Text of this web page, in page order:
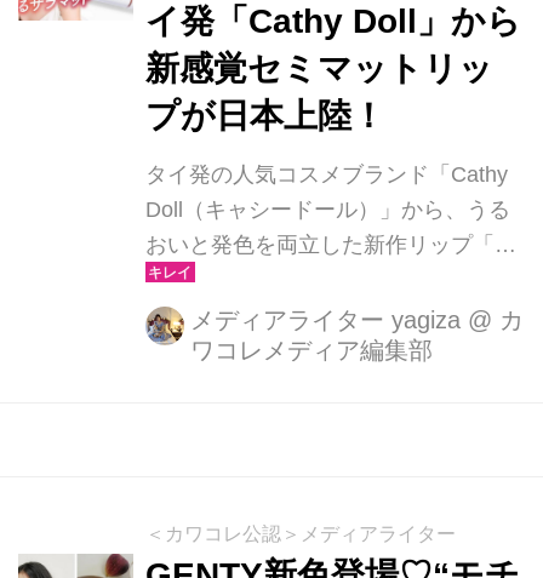
です。
イ発「Cathy Doll」から
新感覚セミマットリッ
プが日本上陸！
タイ発の人気コスメブランド「Cathy
Doll（キャシードール）」から、うる
おいと発色を両立した新作リップ「ノ
ットトゥーマットリップ」が登場。
2025年10月29日（水）12時より楽天
市場（公式認定ショップ：シトラスマ
メディアライター yagiza @ カ
ワコレメディア編集部
＜カワコレ公認＞メディアライター